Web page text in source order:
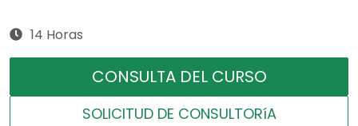
14 Horas
CONSULTA DEL CURSO
SOLICITUD DE CONSULTORíA